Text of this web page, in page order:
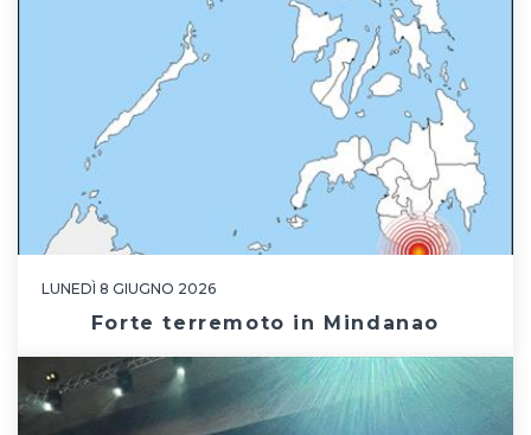
LUNEDÌ 8 GIUGNO 2026
Forte terremoto in Mindanao